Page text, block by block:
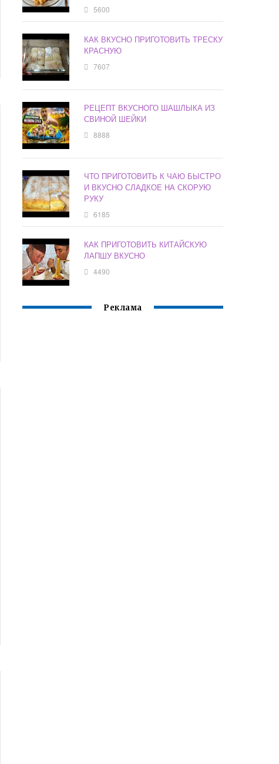
5600
КАК ВКУСНО ПРИГОТОВИТЬ ТРЕСКУ
КРАСНУЮ
7607
РЕЦЕПТ ВКУСНОГО ШАШЛЫКА ИЗ
СВИНОЙ ШЕЙКИ
8888
ЧТО ПРИГОТОВИТЬ К ЧАЮ БЫСТРО
И ВКУСНО СЛАДКОЕ НА СКОРУЮ
РУКУ
6185
КАК ПРИГОТОВИТЬ КИТАЙСКУЮ
ЛАПШУ ВКУСНО
4490
Реклама